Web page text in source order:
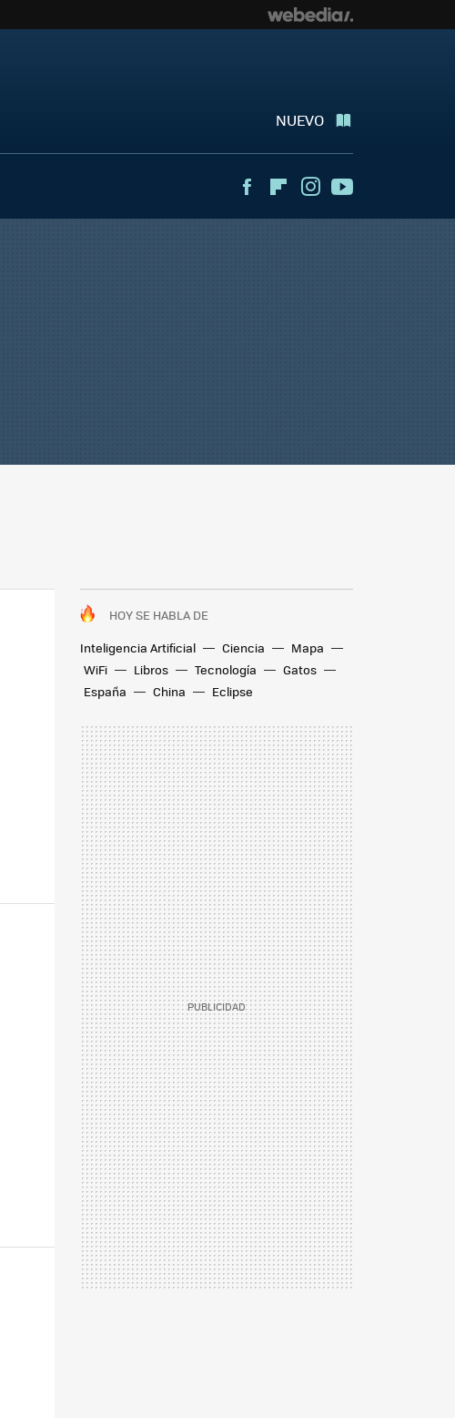
NUEVO
FacebookFlipboardInstagram
HOY SE HABLA DE
Inteligencia Artificial
Ciencia
Mapa
WiFi
Libros Tecnología
Gatos
España
China Eclipse